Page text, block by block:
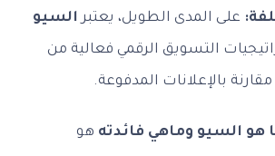
على المدى الطويل، يعتبرالسيو
التسويق الرقمي فعالية من
بالإعلانات المدفوعة.
هو السيو وماهي فائدته هو